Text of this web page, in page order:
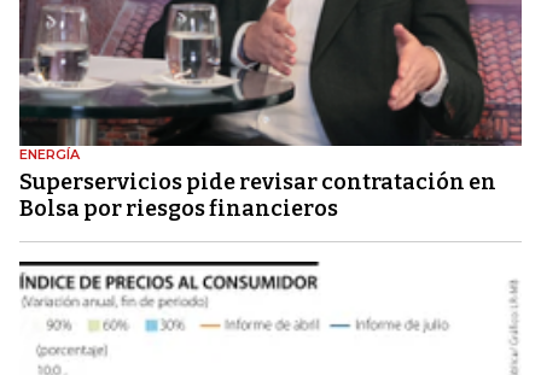
ENERGÍA
Superservicios pide revisar contratación en
Bolsa por riesgos financieros